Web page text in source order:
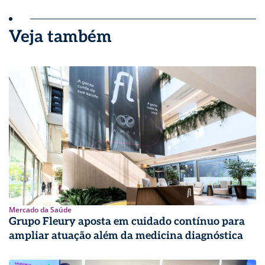
Veja também
Mercado da Saúde
Grupo Fleury aposta em cuidado contínuo para
ampliar atuação além da medicina diagnóstica